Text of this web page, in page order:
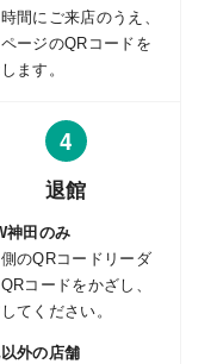
間にご来店のうえ、
ージのQRコードを
ます。
4
退館
神田のみ
のQRコードリーダ
コードをかざし、
てください。
外の店舗